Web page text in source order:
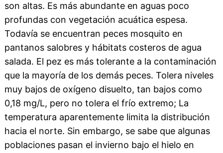
son altas. Es más abundante en aguas poco
profundas con vegetación acuática espesa.
Todavía se encuentran peces mosquito en
pantanos salobres y hábitats costeros de agua
salada. El pez es más tolerante a la contaminación
que la mayoría de los demás peces. Tolera niveles
muy bajos de oxígeno disuelto, tan bajos como
0,18 mg/L, pero no tolera el frío extremo; La
temperatura aparentemente limita la distribución
hacia el norte. Sin embargo, se sabe que algunas
poblaciones pasan el invierno bajo el hielo en